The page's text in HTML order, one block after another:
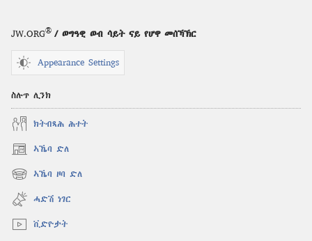
JW.ORG® / ወግዓዊ ወብ ሳይት ናይ የሆዋ መሰኻኽር
Appearance Settings
ስሉጥ ሊንክ
ክትብጻሕ ሕተት
ኣኼባ ድለ
(opens
new
window)
ኣኼባ ዞባ ድለ
(opens
new
window)
ሓድሽ ነገር
ቪድዮታት